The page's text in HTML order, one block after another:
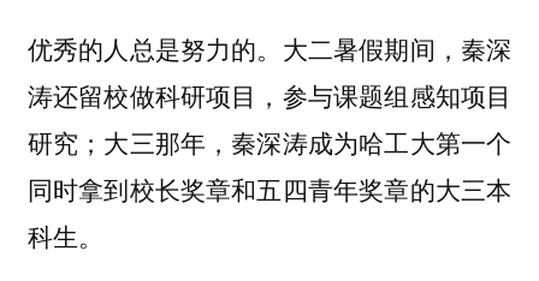
优秀的人总是努力的。大二暑假期间，秦深
涛还留校做科研项目，参与课题组感知项目
研究；大三那年，秦深涛成为哈工大第一个
同时拿到校长奖章和五四青年奖章的大三本
科生。